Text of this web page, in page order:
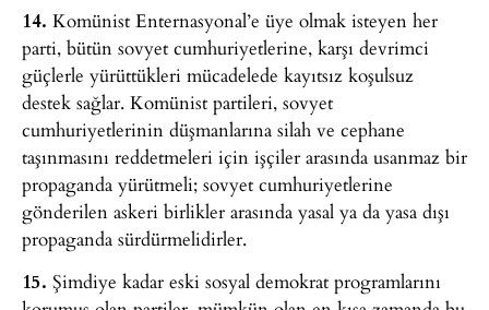
14. Komünist Enternasyonal’e üye olmak isteyen her
parti, bütün sovyet cumhuriyetlerine, karşı devrimci
güçlerle yürüttükleri mücadelede kayıtsız koşulsuz
destek sağlar. Komünist partileri, sovyet
cumhuriyetlerinin düşmanlarına silah ve cephane
taşınmasını reddetmeleri için işçiler arasında usanmaz bir
propaganda yürütmeli; sovyet cumhuriyetlerine
gönderilen askeri birlikler arasında yasal ya da yasa dışı
propaganda sürdürmelidirler.
15. Şimdiye kadar eski sosyal demokrat programlarını